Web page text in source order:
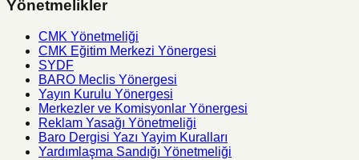
Yönetmelikler
CMK Yönetmeliği
CMK Eğitim Merkezi Yönergesi
SYDF
BARO Meclis Yönergesi
Yayın Kurulu Yönergesi
Merkezler ve Komisyonlar Yönergesi
Reklam Yasağı Yönetmeliği
Baro Dergisi Yazı Yayim Kuralları
Yardımlaşma Sandığı Yönetmeliği